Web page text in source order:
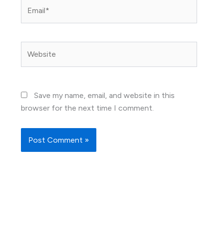
Save my name, email, and website in this
browser for the next time I comment.